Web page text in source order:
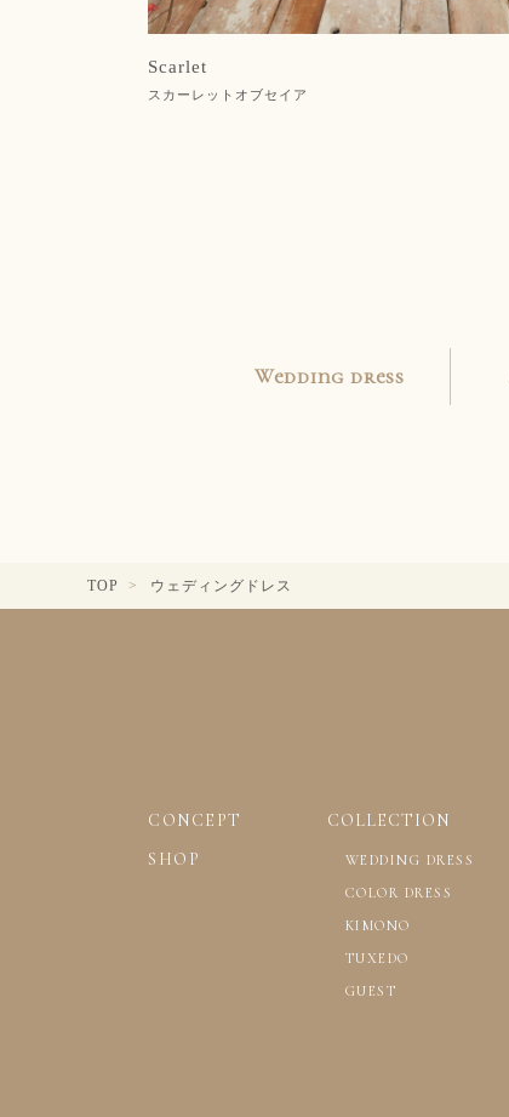
Scarlet
スカーレットオブセイア
Wedding dress
TOP ウェディングドレス
CONCEPT
SHOP
COLLECTION
WEDDING DRESS
COLOR DRESS
KIMONO
TUXEDO
GUEST